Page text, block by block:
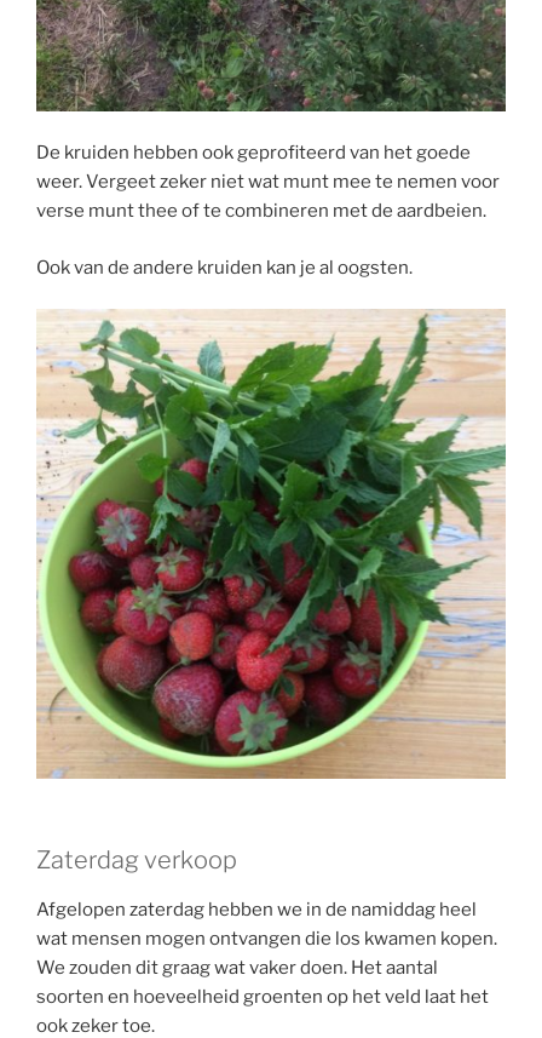
De kruiden hebben ook geprofiteerd van het goede
weer. Vergeet zeker niet wat munt mee te nemen voor
verse munt thee of te combineren met de aardbeien.
Ook van de andere kruiden kan je al oogsten.
Zaterdag verkoop
Afgelopen zaterdag hebben we in de namiddag heel
wat mensen mogen ontvangen die los kwamen kopen.
We zouden dit graag wat vaker doen. Het aantal
soorten en hoeveelheid groenten op het veld laat het
ook zeker toe.